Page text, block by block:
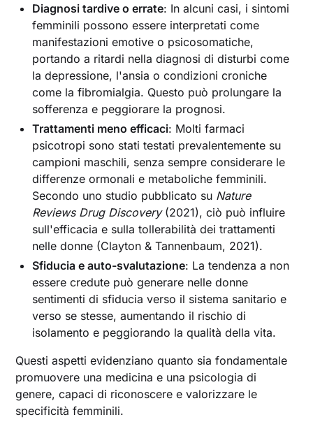
Diagnosi tardive o errate: In alcuni casi, i sintomi
femminili possono essere interpretati come
manifestazioni emotive o psicosomatiche,
portando a ritardi nella diagnosi di disturbi come
la depressione, l'ansia o condizioni croniche
come la fibromialgia. Questo può prolungare la
sofferenza e peggiorare la prognosi.
Trattamenti meno efficaci: Molti farmaci
psicotropi sono stati testati prevalentemente su
campioni maschili, senza sempre considerare le
differenze ormonali e metaboliche femminili.
Secondo uno studio pubblicato su Nature
Reviews Drug Discovery(2021), ciò può influire
sull'efficacia e sulla tollerabilità dei trattamenti
nelle donne (Clayton & Tannenbaum, 2021).
Sfiducia e auto-svalutazione: La tendenza a non
essere credute può generare nelle donne
sentimenti di sfiducia verso il sistema sanitario e
verso se stesse, aumentando il rischio di
isolamento e peggiorando la qualità della vita.
Questi aspetti evidenziano quanto sia fondamentale
promuovere una medicina e una psicologia di
genere, capaci di riconoscere e valorizzare le
specificità femminili.